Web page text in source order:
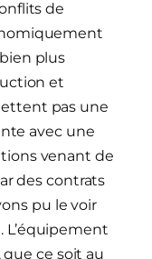
de
plus
et
pas une
avec une
venant de
des contrats
pu le voir
L’équipement
que ce soit au